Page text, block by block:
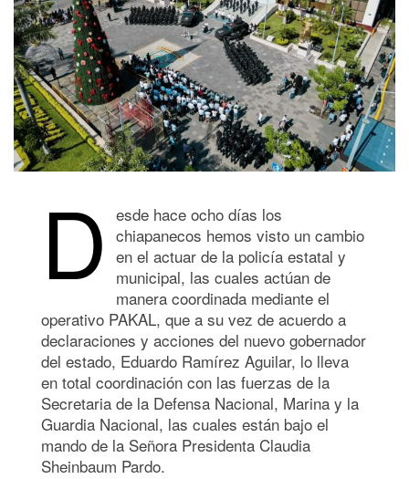
D esde hace ocho días los
chiapanecos hemos visto un cambio
en el actuar de la policía estatal y
municipal, las cuales actúan de
manera coordinada mediante el
operativo PAKAL, que a su vez de acuerdo a
declaraciones y acciones del nuevo gobernador
del estado, Eduardo Ramírez Aguilar, lo lleva
en total coordinación con las fuerzas de la
Secretaria de la Defensa Nacional, Marina y la
Guardia Nacional, las cuales están bajo el
mando de la Señora Presidenta Claudia
Sheinbaum Pardo.